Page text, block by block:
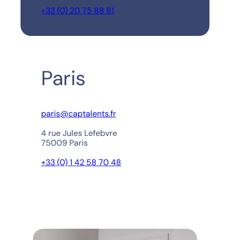
+33 (0) 20 75 88 81
Paris
paris@captalents.fr
4 rue Jules Lefebvre
75009 Paris
+33 (0) 1 42 58 70 48